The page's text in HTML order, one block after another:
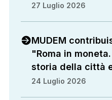
27 Luglio 2026
MUDEM
"Roma in
storia della città
24 Luglio 2026